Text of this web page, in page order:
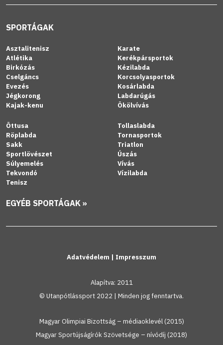
SPORTÁGAK
Asztalitenisz
Atlétika
Birkózás
Cselgáncs
Evezés
Jégkorong
Kajak-kenu
Karate
Kerékpársportok
Kézilabda
Korcsolyasportok
Kosárlabda
Labdarúgás
Ökölvívás
Öttusa
Röplabda
Sakk
Sportlövészet
Súlyemelés
Tekvondó
Tenisz
Tollaslabda
Tornasportok
Triatlon
Úszás
Vívás
Vízilabda
EGYÉB SPORTÁGAK »
Adatvédelem | Impresszum
Alapítva: 2011
© Utanpótlássport 2022 | Minden jog fenntartva.
Magyar Olimpiai Bizottság – médiaoklevél (2015)
Magyar Sportújságírók Szövetsége – nívódíj (2018)